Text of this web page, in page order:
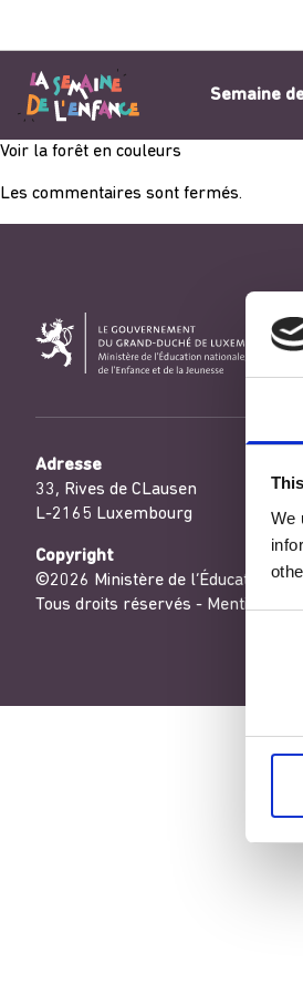
We
Semaine
Voir la forêt en couleurs
Les commentaires sont fermés.
Adresse
33, Rives de CLausen
L-2165 Luxembourg
Copyright
©2026 Ministère de l’Éducation
Tous droits réservés - Mentions